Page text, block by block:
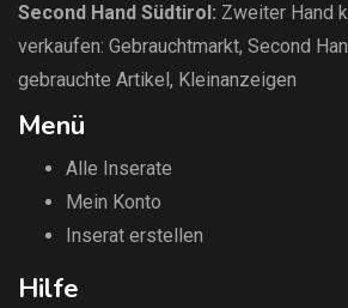
Second Hand Südtirol: Zweiter Hand
verkaufen: Gebrauchtmarkt, Second
gebrauchte Artikel, Kleinanzeigen
Menü
Alle Inserate
Mein Konto
Inserat erstellen
Hilfe